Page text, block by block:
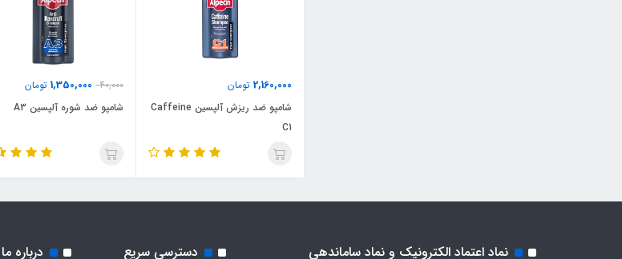
2,160,000 تومان
شامپو ضد ریزش آلپسین Caffeine
C1
40,000
1,350,000 تومان
شامپو ضد شوره آلپسین A3
نماد اعتماد الکترونیک و نماد ساماندهی دسترسی سریع درباره ما